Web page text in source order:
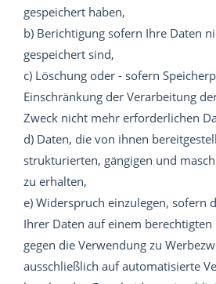
gespeichert haben,
b) Berichtigung sofern Ihre Daten
gespeichert sind,
c) Löschung oder - sofern
Einschränkung der Verarbeitung
Zweck nicht mehr erforderlichen
d) Daten, die von ihnen
strukturierten, gängigen und
zu erhalten,
e) Widerspruch einzulegen, sofern
Ihrer Daten auf einem
gegen die Verwendung zu
ausschließlich auf automatisierte